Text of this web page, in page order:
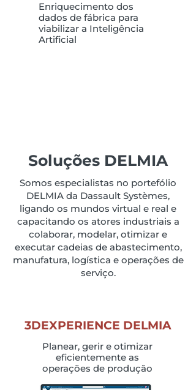
Enriquecimento dos
dados de fábrica para
viabilizar a Inteligência
Artificial
Soluções DELMIA
Somos especialistas no portefólio
DELMIA da Dassault Systèmes,
ligando os mundos virtual e real e
capacitando os atores industriais a
colaborar, modelar, otimizar e
executar cadeias de abastecimento,
manufatura, logística e operações de
serviço.
3DEXPERIENCE DELMIA
Planear, gerir e otimizar
eficientemente as
operações de produção